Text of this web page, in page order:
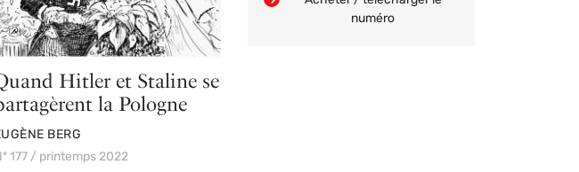
Hitler et Staline se
la Pologne
BERG
177 / printemps 2022
numéro